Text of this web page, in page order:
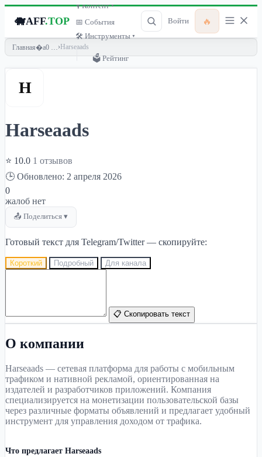
🐗AFF.TOP
🎙 Контент ▾
📅 События
🛠 Инструменты ▾
🗳 Рейтинг
Войти 🔥
Главная › Harseaads
H
Harseaads
⭐ 10.0 1 отзывов
🕒 Обновлено: 2 апреля 2026
0
жалоб нет
📤 Поделиться ▾
Готовый текст для Telegram/Twitter — скопируйте:
Короткий Подробный Для канала
📋 Скопировать текст
О компании
Harseaads — сетевая платформа для работы с мобильным
трафиком и нативной рекламой, ориентированная на
издателей и разработчиков приложений. Компания
специализируется на монетизации пользовательской базы
через различные форматы объявлений и предлагает удобный
инструмент для управления доходом от трафика.
Что предлагает Harseaads